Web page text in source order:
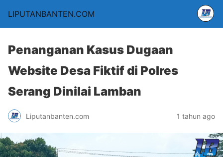
LIPUTANBANTEN.COM
Penanganan Kasus Dugaan
Website Desa Fiktif di Polres
Serang Dinilai Lamban
Liputanbanten.com 1 tahun ago